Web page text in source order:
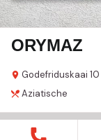
ORYMAZ
Godefriduskaai 10
Aziatische